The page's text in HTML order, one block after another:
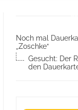
Noch mal
„Zoschke“
Gesucht: Der
den